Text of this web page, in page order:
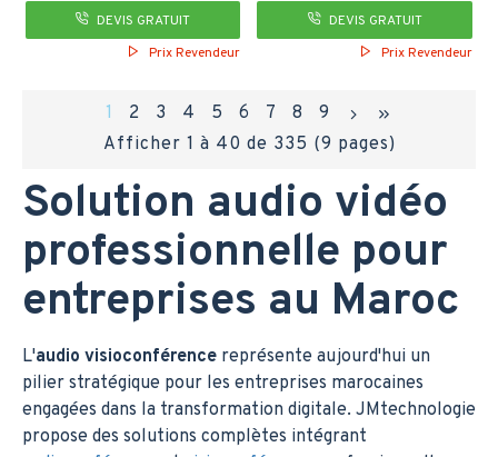
Solution audio vidéo
professionnelle pour
entreprises au Maroc
L'audio visioconférence représente aujourd'hui un
pilier stratégique pour les entreprises marocaines
engagées dans la transformation digitale. JMtechnologie
propose des solutions complètes intégrant
DEVIS GRATUIT
Prix Revendeur
DEVIS GRATUIT
Prix Revendeur
1 2 3 4 5 6 7 8
9
Afficher 1 à 40 de 335 (9 pages)